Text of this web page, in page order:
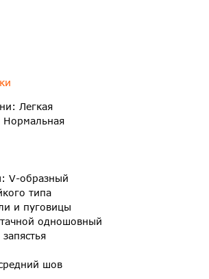
Легкая
Нормальная
V-образный
типа
и пуговицы
одношовный
шов